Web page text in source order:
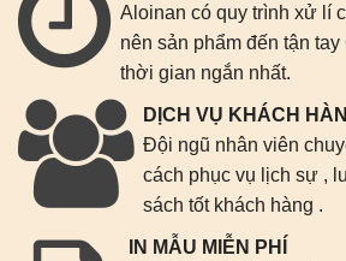
Aloinan có quy trình xử lí
nên sản phẩm đến tận
thời gian ngắn nhất.
DỊCH VỤ KHÁCH
Đội ngũ nhân viên
cách phục vụ lịch sự ,
sách tốt khách hàng .
IN MẪU MIỄN PHÍ